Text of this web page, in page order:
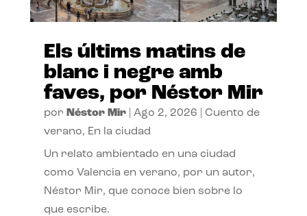
Els últims matins de
blanc i negre amb
faves, por Néstor Mir
por Néstor Mir| Ago 2, 2026
Cuento de
verano, En la ciudad
Un relato ambientado en una ciudad
como Valencia en verano, por un autor,
Néstor Mir, que conoce bien sobre lo
que escribe.